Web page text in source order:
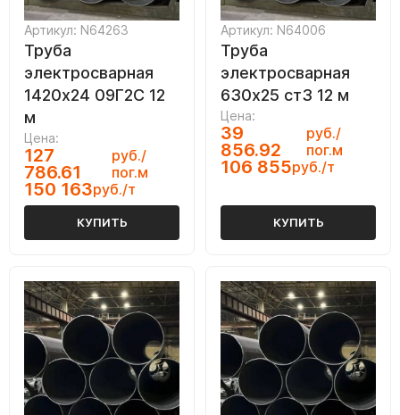
Артикул: N64263
Труба
электросварная
1420х24 09Г2С 12
м
Цена:
127
786.61
руб./
пог.м
150 163руб./т
КУПИТЬ
Артикул: N64006
Труба
электросварная
630х25 ст3 12 м
Цена:
39
856.92
руб./
пог.м
106 855руб./т
КУПИТЬ